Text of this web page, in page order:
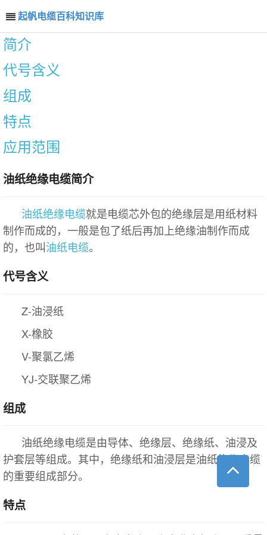
起帆电缆百科知识库
简介
代号含义
组成
特点
应用范围
油纸绝缘电缆简介
油纸绝缘电缆就是电缆芯外包的绝缘层是用纸材料
制作而成的，一般是包了纸后再加上绝缘油制作而成
的，也叫油纸电缆。
代号含义
Z-油浸纸
X-橡胶
V-聚氯乙烯
YJ-交联聚乙烯
组成
油纸绝缘电缆是由导体、绝缘层、绝缘纸、油浸及
护套层等组成。其中，绝缘纸和油浸层是油纸绝缘电缆
的重要组成部分。
特点